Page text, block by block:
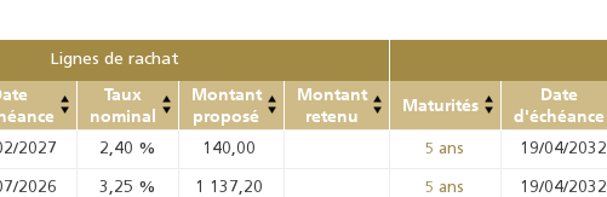
Lignes de rachat
Taux
nominal
Montant
proposé
Montant
retenu
Maturités
Date
d'échéance
2027 2,40 % 140,00 5 ans 19/04/2032
2026 3,25 % 1 137,20 5 ans 19/04/2032